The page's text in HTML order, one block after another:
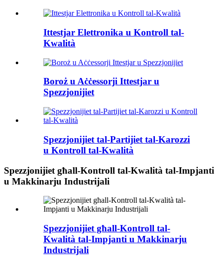
Ittestjar Elettronika u Kontroll tal-
Kwalità
Boroż u Aċċessorji Ittestjar u
Spezzjonijiet
Spezzjonijiet tal-Partijiet tal-Karozzi
u Kontroll tal-Kwalità
Spezzjonijiet għall-Kontroll tal-Kwalità tal-Impjanti
u Makkinarju Industrijali
Spezzjonijiet għall-Kontroll tal-
Kwalità tal-Impjanti u Makkinarju
Industrijali